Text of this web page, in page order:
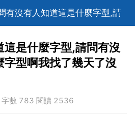
有沒有人知道這是什麼字型,請
字型啊我找了幾天了沒找到很
這是什麼字型,請問有沒
型啊我找了幾天了沒
數 783 閱讀 2536